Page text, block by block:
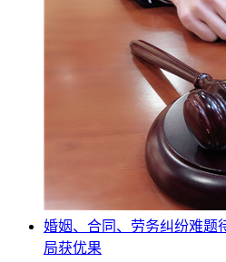
婚姻、合同、劳务纠纷难题
局获优果